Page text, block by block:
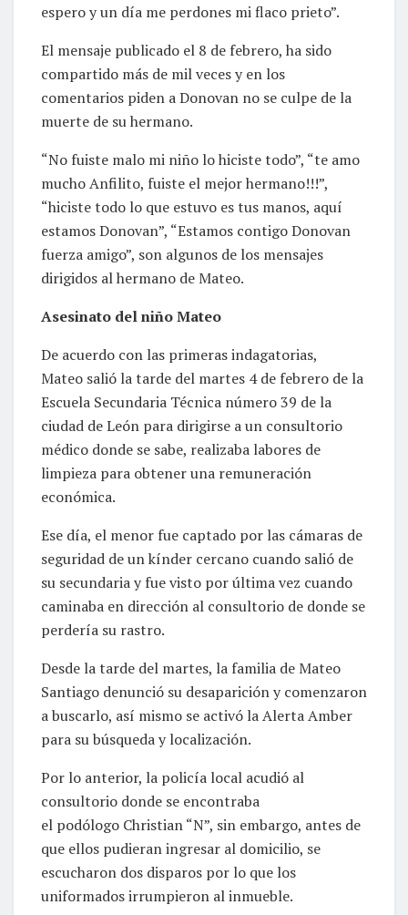
espero y un día me perdones mi flaco prieto”.
El mensaje publicado el 8 de febrero, ha sido
compartido más de mil veces y en los
comentarios piden a Donovan no se culpe de la
muerte de su hermano.
“No fuiste malo mi niño lo hiciste todo”, “te amo
mucho Anfilito, fuiste el mejor hermano!!!”,
“hiciste todo lo que estuvo es tus manos, aquí
estamos Donovan”, “Estamos contigo Donovan
fuerza amigo”, son algunos de los mensajes
dirigidos al hermano de Mateo.
Asesinato del niño Mateo
De acuerdo con las primeras indagatorias,
Mateo salió la tarde del martes 4 de febrero de la
Escuela Secundaria Técnica número 39 de la
ciudad de León para dirigirse a un consultorio
médico donde se sabe, realizaba labores de
limpieza para obtener una remuneración
económica.
Ese día, el menor fue captado por las cámaras de
seguridad de un kínder cercano cuando salió de
su secundaria y fue visto por última vez cuando
caminaba en dirección al consultorio de donde se
perdería su rastro.
Desde la tarde del martes, la familia de Mateo
Santiago denunció su desaparición y comenzaron
a buscarlo, así mismo se activó la Alerta Amber
para su búsqueda y localización.
Por lo anterior, la policía local acudió al
consultorio donde se encontraba
el podólogo Christian “N”, sin embargo, antes de
que ellos pudieran ingresar al domicilio, se
escucharon dos disparos por lo que los
uniformados irrumpieron al inmueble.